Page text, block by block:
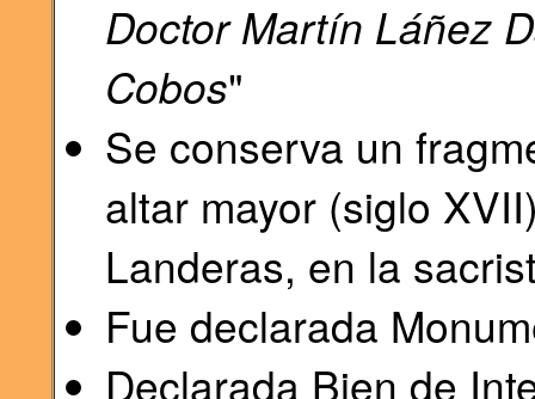
Doctor Martín Láñez
Cobos"
Se conserva un
altar mayor (siglo
Landeras, en la
Fue declarada
Declarada Bien de